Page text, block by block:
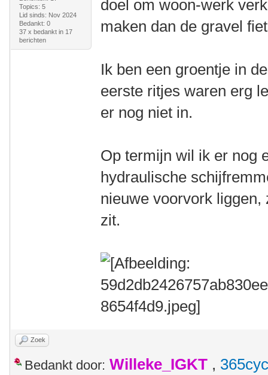
Topics: 5
Lid sinds: Nov 2024
Bedankt: 0
37 x bedankt in 17
berichten
doel om woon-werk
maken dan de gravel
Ik ben een groentje in
eerste ritjes waren erg
er nog niet in.
Op termijn wil ik er nog
hydraulische
nieuwe voorvork
zit.
Zoek
Bedankt door: Willeke_IGKT ,